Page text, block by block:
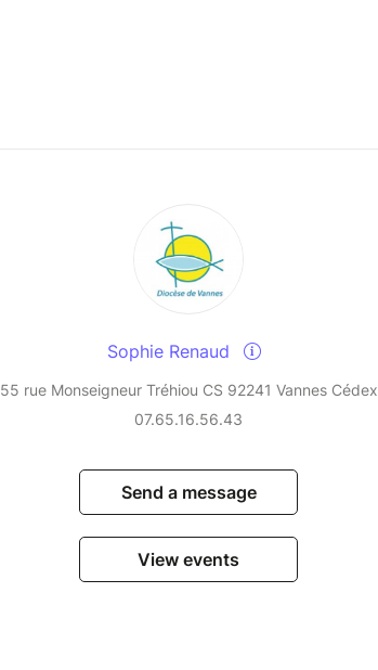
Sophie Renaud
55 rue Monseigneur Tréhiou CS 92241 Vannes Cédex
07.65.16.56.43
Send a message
View events